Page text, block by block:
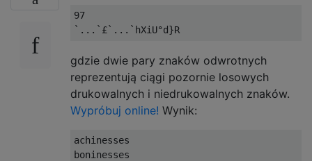
97
gdzie dwie pary znaków odwrotnych
reprezentują ciągi pozornie losowych
drukowalnych i niedrukowalnych znaków.
Wypróbuj online! Wynik:
achinesses
boninesses